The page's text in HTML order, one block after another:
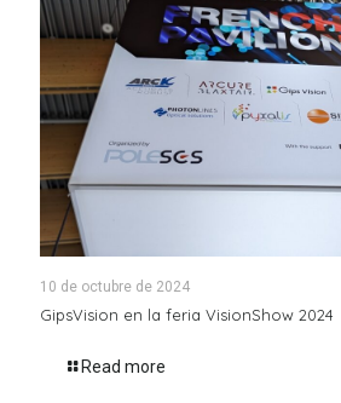
10 de octubre de 2024
GipsVision en la feria VisionShow 2024
Read more